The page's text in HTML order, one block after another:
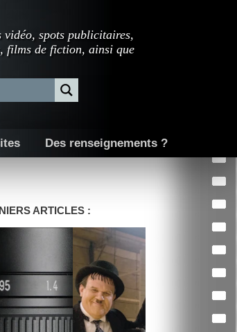
spots publicitaires,
films de fiction, ainsi que
Des renseignements ?
ARTICLES :